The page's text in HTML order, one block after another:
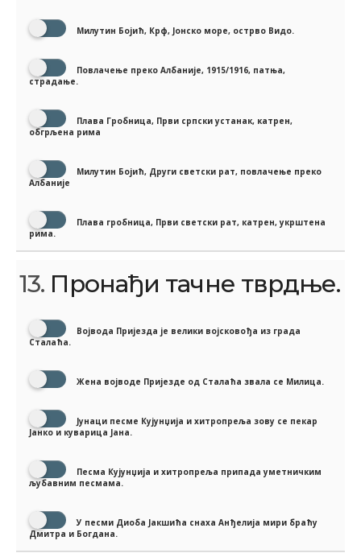
Милутин Бојић, Крф, Јонско море, острво Видо.
Повлачење преко Албаније, 1915/1916, патња,
страдање.
Плава Гробница, Први српски устанак, катрен,
обгрљена рима
Милутин Бојић, Други светски рат, повлачење преко
Албаније
Плава гробница, Први светски рат, катрен, укрштена
рима.
13. Пронађи тачне тврдње.
Војвода Пријезда је велики војсковођа из града
Сталаћа.
Жена војводе Пријезде од Сталаћа звала се Милица.
Јунаци песме Кујунџија и хитропреља зову се пекар
Јанко и куварица Јана.
Песма Кујунџија и хитропреља припада уметничким
љубавним песмама.
У песми Диоба Јакшића снаха Анђелија мири браћу
Дмитра и Богдана.